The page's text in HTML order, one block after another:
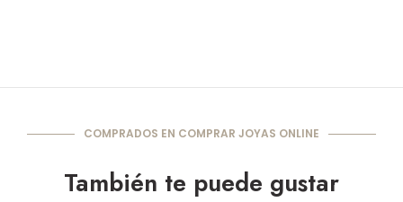
COMPRADOS EN COMPRAR JOYAS ONLINE
También te puede gustar